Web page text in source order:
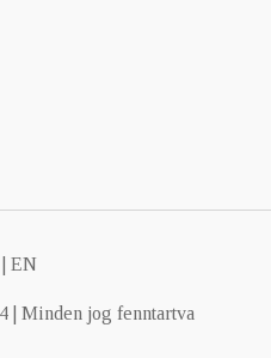
| Minden jog fenntartva
EN